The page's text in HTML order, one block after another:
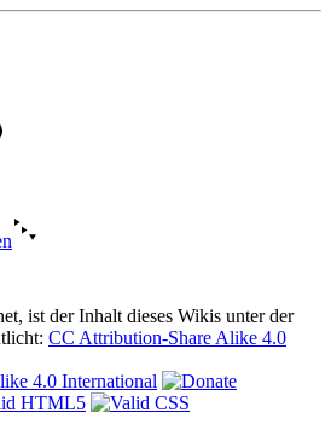
ist der Inhalt dieses Wikis unter der
CC Attribution-Share Alike 4.0